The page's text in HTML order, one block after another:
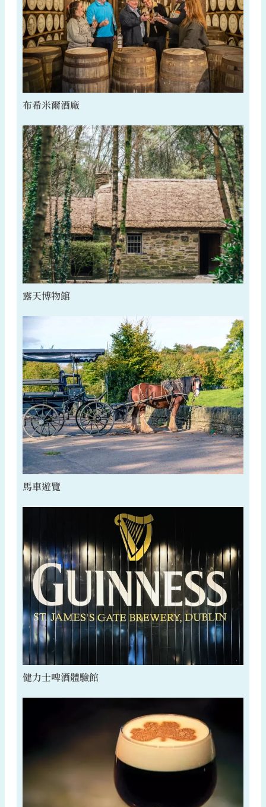
布希米爾酒廠
露天博物館
馬車遊覽
健力士啤酒體驗館